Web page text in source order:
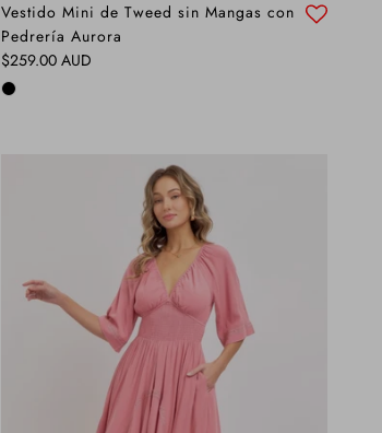
Vestido Mini de Tweed sin Mangas con
Pedrería Aurora
Precio normal
$259.00 AUD